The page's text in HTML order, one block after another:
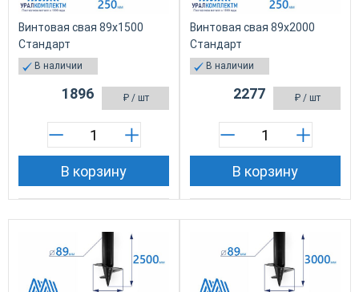
Винтовая свая 89х1500
Стандарт
В наличии
₽/ шт
1896
В корзину
Винтовая свая 89х2000
Стандарт
В наличии
₽/ шт
2277
В корзину